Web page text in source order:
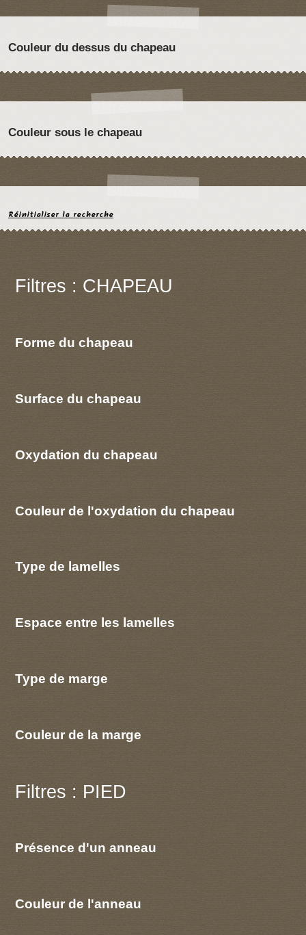
Couleur du dessus du chapeau
Couleur sous le chapeau
Réinitialiser la recherche
Filtres : CHAPEAU
Forme du chapeau
Surface du chapeau
Oxydation du chapeau
Couleur de l'oxydation du chapeau
Type de lamelles
Espace entre les lamelles
Type de marge
Couleur de la marge
Filtres : PIED
Présence d'un anneau
Couleur de l'anneau